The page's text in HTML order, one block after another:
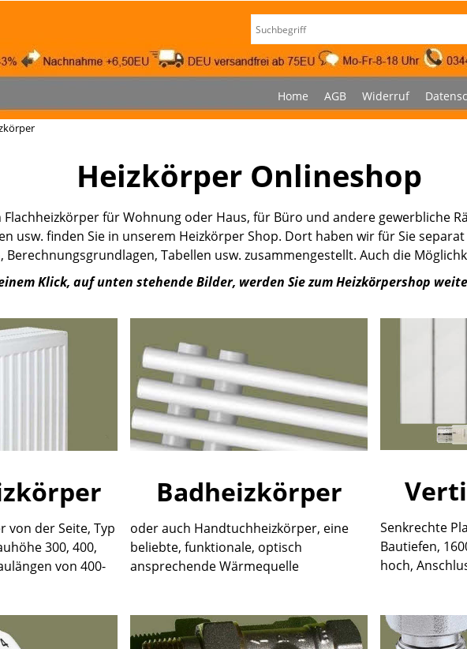
Home AGB Widerruf
Heizkörper Onlineshop
Flachheizkörper für Wohnung oder Haus, für Büro und andere gewerbliche
usw. finden Sie in unserem Heizkörper Shop. Dort haben wir für Sie
Tabellen usw. zusammengestellt. Auch die
Klick, auf unten stehende Bilder, werden Sie zum Heizkörpershop
von der Seite, Typ
300, 400,
von 400-
Badheizkörper
oder auch Handtuchheizkörper, eine
beliebte, funktionale, optisch
ansprechende Wärmequelle
Senkrechte
Bautiefen,
hoch,